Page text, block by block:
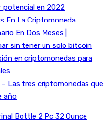
potencial en 2022
En La Criptomoneda
En Dos Meses |
sin tener un solo bitcoin
en criptomonedas para
Las tres criptomonedas que
año
Bottle 2 Pc 32 Ounce